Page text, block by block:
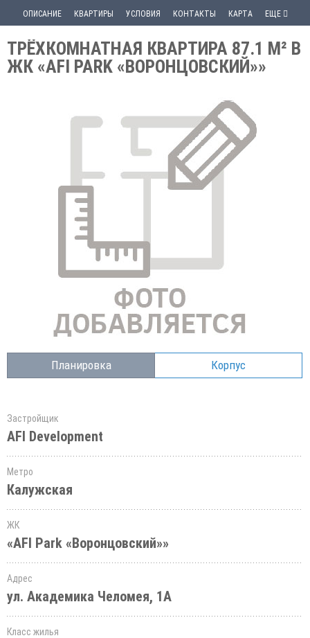
ОПИСАНИЕ КВАРТИРЫ УСЛОВИЯ КОНТАКТЫ КАРТА ЕЩЕ
ТРЁХКОМНАТНАЯ КВАРТИРА 87.1 М² В
ЖК «AFI PARK «ВОРОНЦОВСКИЙ»»
Планировка Корпус
Застройщик
AFI Development
Метро
Калужская
ЖК
«AFI Park «Воронцовский»»
Адрес
ул. Академика Челомея, 1А
Класс жилья